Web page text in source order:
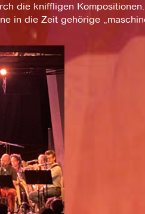
die kniffligen
in die Zeit gehörige